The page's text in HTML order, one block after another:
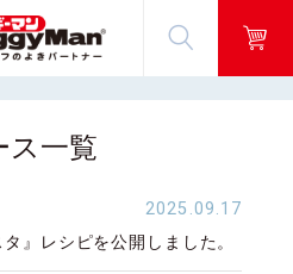
ス一覧
2025.09.17
』レシピを公開しました。